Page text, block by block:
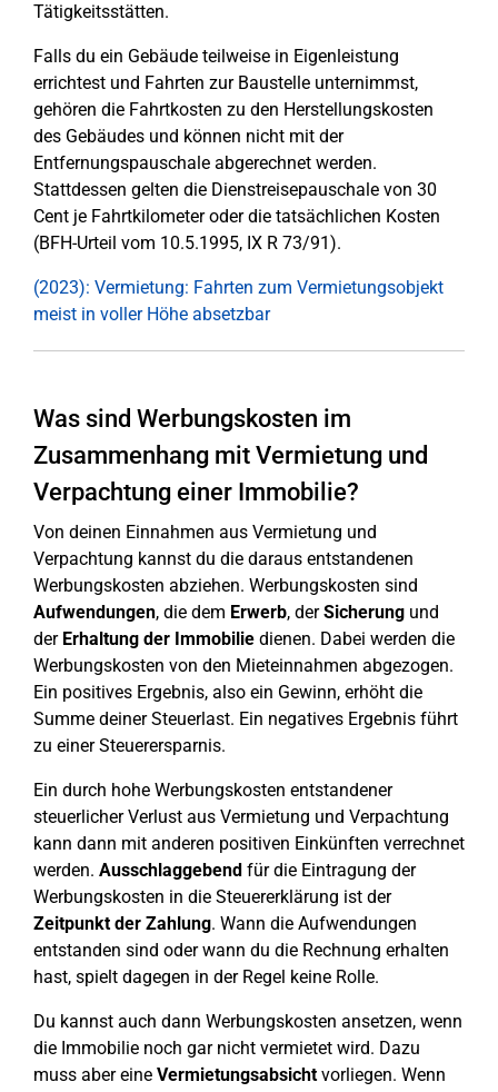
Tätigkeitsstätten.
Falls du ein Gebäude teilweise in Eigenleistung
errichtest und Fahrten zur Baustelle unternimmst,
gehören die Fahrtkosten zu den Herstellungskosten
des Gebäudes und können nicht mit der
Entfernungspauschale abgerechnet werden.
Stattdessen gelten die Dienstreisepauschale von 30
Cent je Fahrtkilometer oder die tatsächlichen Kosten
(BFH-Urteil vom 10.5.1995, IX R 73/91).
(2023): Vermietung: Fahrten zum Vermietungsobjekt
meist in voller Höhe absetzbar
Was sind Werbungskosten im
Zusammenhang mit Vermietung und
Verpachtung einer Immobilie?
Von deinen Einnahmen aus Vermietung und
Verpachtung kannst du die daraus entstandenen
Werbungskosten abziehen. Werbungskosten sind
Aufwendungen, die dem Erwerb, derSicherung und
der Erhaltung der Immobilie dienen. Dabei werden die
Werbungskosten von den Mieteinnahmen abgezogen.
Ein positives Ergebnis, also ein Gewinn, erhöht die
Summe deiner Steuerlast. Ein negatives Ergebnis führt
zu einer Steuerersparnis.
Ein durch hohe Werbungskosten entstandener
steuerlicher Verlust aus Vermietung und Verpachtung
kann dann mit anderen positiven Einkünften verrechnet
werden. Ausschlaggebend für die Eintragung der
Werbungskosten in die Steuererklärung ist der
Zeitpunkt der Zahlung. Wann die Aufwendungen
entstanden sind oder wann du die Rechnung erhalten
hast, spielt dagegen in der Regel keine Rolle.
Du kannst auch dann Werbungskosten ansetzen, wenn
die Immobilie noch gar nicht vermietet wird. Dazu
muss aber eine Vermietungsabsichtvorliegen. Wenn